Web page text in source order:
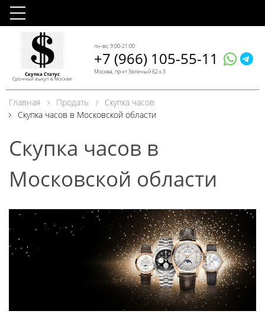
Скупка Статус
Срочный выкуп в Москве
пн-вс, 9:00-21:00
+7 (966) 105-55-11
Москва, пр-кт Зеленый 62 к.3
Главная Продать
Скупка часов
Скупка часов в Московской области
Скупка часов в
Московской области